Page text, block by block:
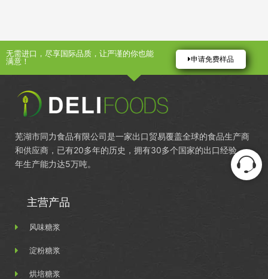
无需进口，尽享国际品质，让严谨的你也能
满意！
申请免费样品
芜湖市同力食品有限公司是一家出口贸易覆盖全球的食品生产商
和供应商，已有20多年的历史，拥有30多个国家的出口经验，
年生产能力达5万吨。
主营产品
风味糖浆
淀粉糖浆
烘培糖浆